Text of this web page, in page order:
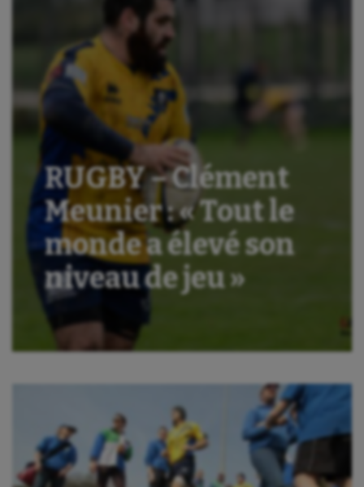
RUGBY – Clément
Meunier : « Tout le
monde a élevé son
niveau de jeu »